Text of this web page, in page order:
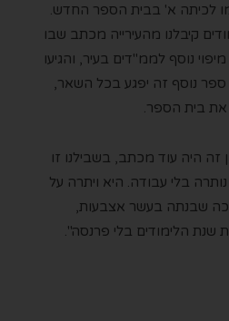
לכיתה א' בבית הספר החדש.
קיבלנו מהעירייה מכתב שבו
נוסף לממ"דים בעיר, והגיעו
נוסף זה יפגע בכל השאר,
את בית הספר.
זה היה עוד מכתב, בשבילנו זו
בלי עבודה. היא ויתרה על
שבנתה בעשר אצבעות,
הלימודים בלי פרנסה".